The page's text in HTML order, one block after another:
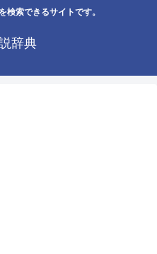
検索できるサイトです。
辞典